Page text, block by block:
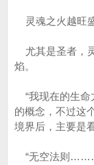
灵魂之火越旺
尤其是圣者，
焰。
“我现在的生命
的概念，不过这
境界后，主要是
“无空法则